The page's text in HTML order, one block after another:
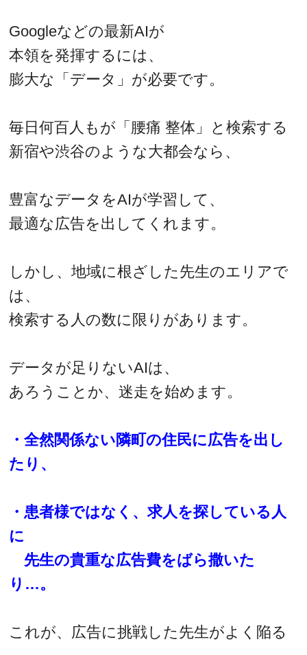
Googleなどの最新AIが
本領を発揮するには、
膨大な「データ」が必要です。
毎日何百人もが「腰痛 整体」と検索する
新宿や渋谷のような大都会なら、
豊富なデータをAIが学習して、
最適な広告を出してくれます。
しかし、地域に根ざした先生のエリアで
は、
検索する人の数に限りがあります。
データが足りないAIは、
あろうことか、迷走を始めます。
・全然関係ない隣町の住民に広告を出し
たり、
・患者様ではなく、求人を探している人
に
先生の貴重な広告費をばら撒いた
り…。
これが、広告に挑戦した先生がよく陥る